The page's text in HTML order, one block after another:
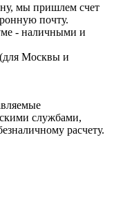
мы пришлем счет
почту.
- наличными и
Москвы и
службами,
расчету.